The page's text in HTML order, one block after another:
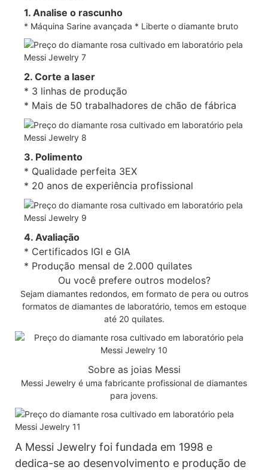
1. Analise o rascunho
* Máquina Sarine avançada * Liberte o diamante bruto
2. Corte a laser
* 3 linhas de produção
* Mais de 50 trabalhadores de chão de fábrica
3. Polimento
* Qualidade perfeita 3EX
* 20 anos de experiência profissional
4. Avaliação
* Certificados IGI e GIA
* Produção mensal de 2.000 quilates
Ou você prefere outros modelos?
Sejam diamantes redondos, em formato de pera ou outros
formatos de diamantes de laboratório, temos em estoque
até 20 quilates.
Sobre as joias Messi
Messi Jewelry é uma fabricante profissional de diamantes
para jovens.
A Messi Jewelry foi fundada em 1998 e
dedica-se ao desenvolvimento e produção de